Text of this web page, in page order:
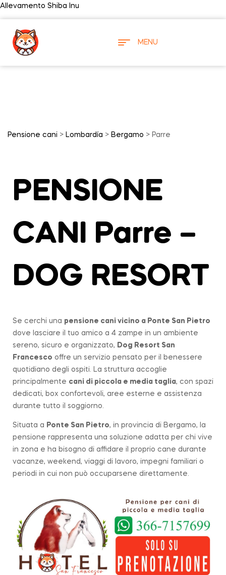
Allevamento Shiba Inu
MENU
Pensione cani > Lombardía > Bergamo > Parre
PENSIONE
CANI Parre –
DOG RESORT
Se cerchi una pensione cani vicino a Ponte San Pietro
dove lasciare il tuo amico a 4 zampe in un ambiente
sereno, sicuro e organizzato, Dog Resort San
Francesco offre un servizio pensato per il benessere
quotidiano degli ospiti. La struttura accoglie
principalmente cani di piccola e media taglia, con spazi
dedicati, box confortevoli, aree esterne e assistenza
durante tutto il soggiorno.
Situata a Ponte San Pietro, in provincia di Bergamo, la
pensione rappresenta una soluzione adatta per chi vive
in zona e ha bisogno di affidare il proprio cane durante
vacanze, weekend, viaggi di lavoro, impegni familiari o
periodi in cui non può occuparsene direttamente.